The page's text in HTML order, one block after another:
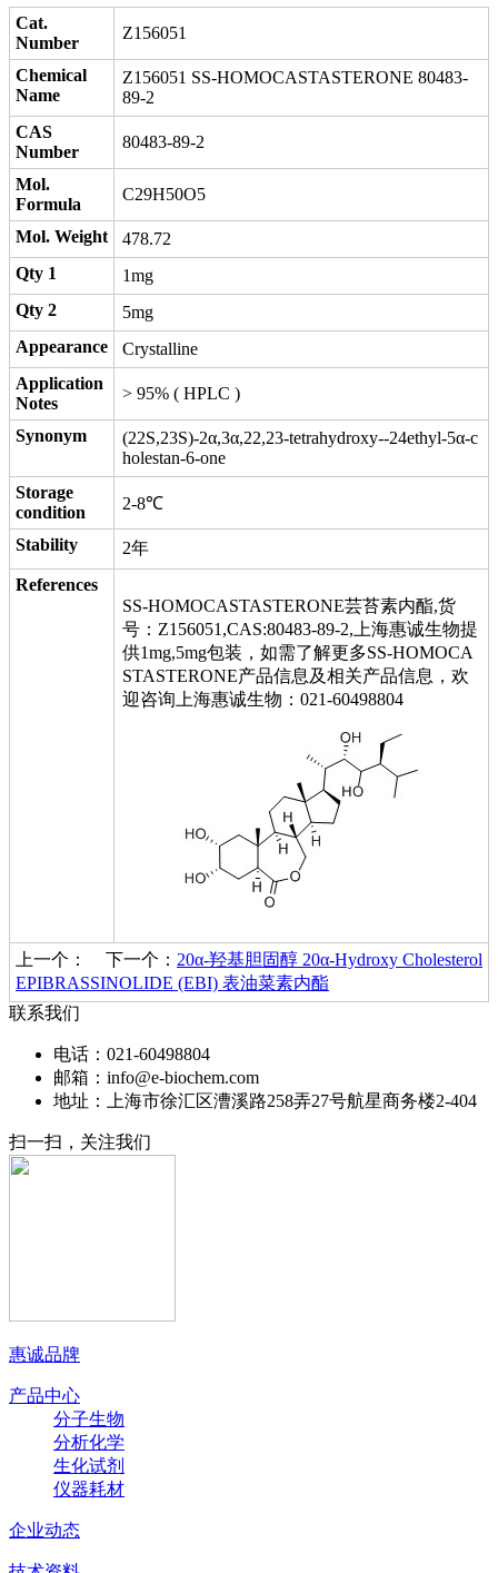
Cat.
Number
Z156051
Chemical
Name
Z156051 SS-HOMOCASTASTERONE 80483-
89-2
CAS
Number
80483-89-2
Mol.
Formula
C29H50O5
Mol. Weight
478.72
Qty 1
1mg
Qty 2
5mg
Appearance
Crystalline
Application
Notes
> 95% ( HPLC )
Synonym
(22S,23S)-2α,3α,22,23-tetrahydroxy--24ethyl-5α-c
holestan-6-one
Storage
condition
2-8℃
Stability
2年
References
SS-HOMOCASTASTERONE芸苔素内酯,货
号：Z156051,CAS:80483-89-2,上海惠诚生物提
供1mg,5mg包装，如需了解更多SS-HOMOCA
STASTERONE产品信息及相关产品信息，欢
迎咨询上海惠诚生物：021-60498804
下一个： 20α-羟基胆固醇 20α-Hydroxy Cholesterol
上一个：
EPIBRASSINOLIDE (EBI) 表油菜素内酯
联系我们
电话：021-60498804
邮箱：info@e-biochem.com
地址：上海市徐汇区漕溪路258弄27号航星商务楼2-404
扫一扫，关注我们
惠诚品牌
产品中心
分子生物
分析化学
生化试剂
仪器耗材
企业动态